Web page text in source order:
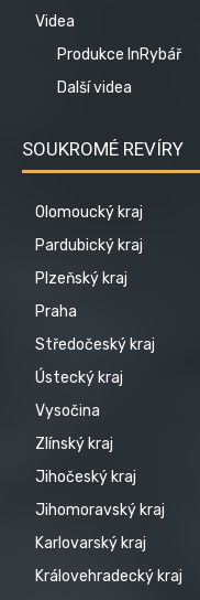
Videa
Produkce InRybář
Další videa
SOUKROMÉ REVÍRY
Olomoucký kraj
Pardubický kraj
Plzeňský kraj
Praha
Středočeský kraj
Ústecký kraj
Vysočina
Zlínský kraj
Jihočeský kraj
Jihomoravský kraj
Karlovarský kraj
Královehradecký kraj